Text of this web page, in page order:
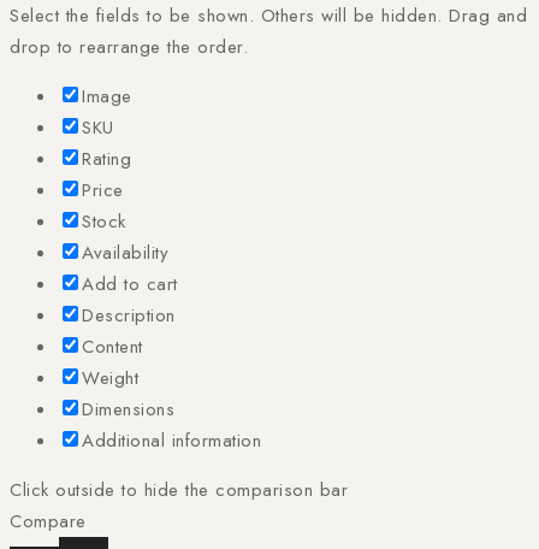
Select the fields to be shown. Others will be hidden. Drag and
drop to rearrange the order.
Image
SKU
Rating
Price
Stock
Availability
Add to cart
Description
Content
Weight
Dimensions
Additional information
Click outside to hide the comparison bar
Compare